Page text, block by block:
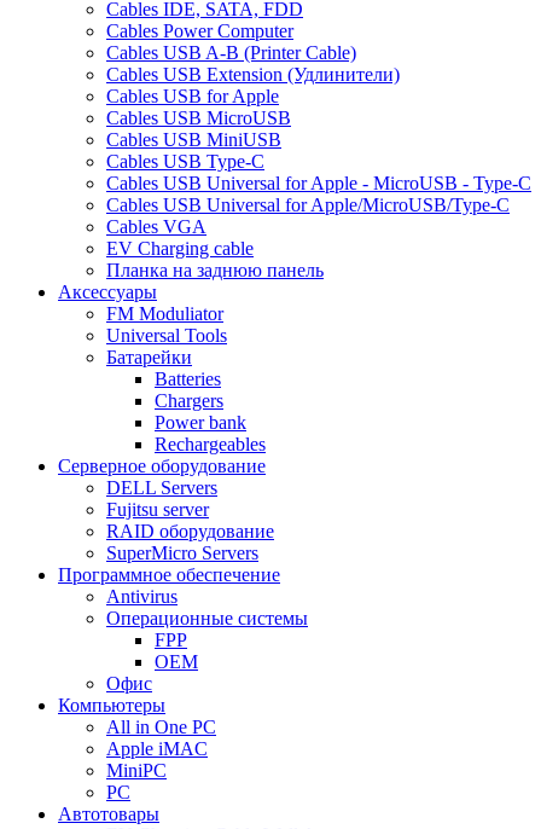
Cables IDE, SATA, FDD
Cables Power Computer
Cables USB A-B (Printer Cable)
Cables USB Extension (Удлинители)
Cables USB for Apple
Cables USB MicroUSB
Cables USB MiniUSB
Cables USB Type-C
Cables USB Universal for Apple - MicroUSB - Type-C
Cables USB Universal for Apple/MicroUSB/Type-C
Cables VGA
EV Charging cable
Планка на заднюю панель
Аксессуары
FM Moduliator
Universal Tools
Батарейки
Batteries
Chargers
Power bank
Rechargeables
Серверное оборудование
DELL Servers
Fujitsu server
RAID оборудование
SuperMicro Servers
Программное обеспечение
Antivirus
Операционные системы
FPP
OEM
Офис
Компьютеры
All in One PC
Apple iMAC
MiniPC
PC
Автотовары